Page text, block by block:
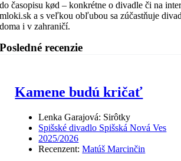
do časopisu kød – konkrétne o divadle či na
mloki.sk a s veľkou obľubou sa zúčastňuje
doma i v zahraničí.
Posledné recenzie
Kamene budú kričať
Lenka Garajová: Sirôtky
Spišské divadlo Spišská Nová Ves
2025/2026
Recenzent:Matúš Marcinčin